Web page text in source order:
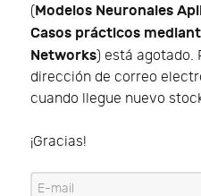
(Modelos Neuronales
Casos prácticos
Networks) está agotado.
dirección de correo
cuando llegue nuevo
¡Gracias!